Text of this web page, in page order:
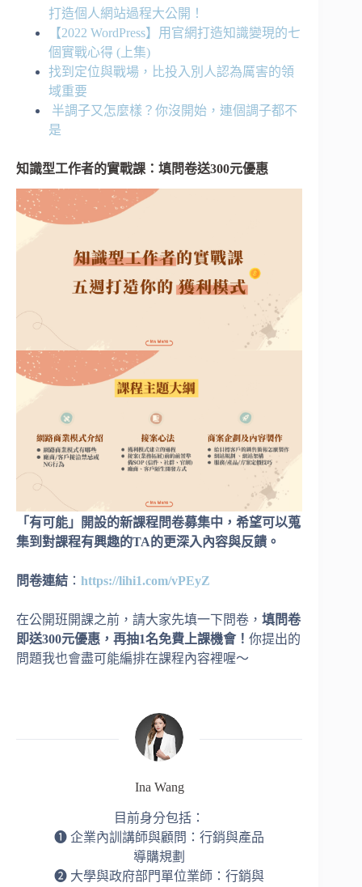
打造個人網站過程大公開！
【2022 WordPress】用官網打造知識變現的七
個實戰心得 (上集)
找到定位與戰場，比投入別人認為厲害的領
域重要
半調子又怎麼樣？你沒開始，連個調子都不
是
知識型工作者的實戰課：填問卷送300元優惠
「有可能」開設的新課程問卷募集中，希望可以蒐
集到對課程有興趣的TA的更深入內容與反饋。
問卷連結 ： https://lihi1.com/vPEyZ
在公開班開課之前，請大家先填一下問卷， 填問卷
即送300元優惠，再抽1名免費上課機會！ 你提出的
問題我也會盡可能編排在課程內容裡喔～
Ina Wang
目前身分包括：
➊ 企業內訓講師與顧問：行銷與產品
導購規劃
➋ 大學與政府部門單位業師：行銷與